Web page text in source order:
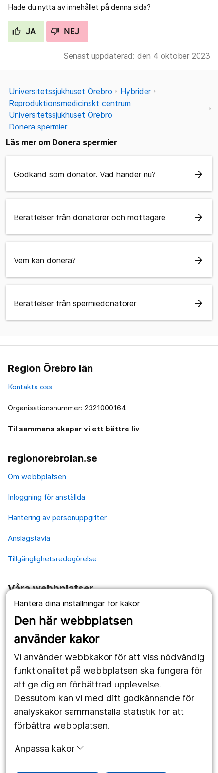
Hantera dina inställningar för kakor
Den här webbplatsen
använder kakor
Vi använder webbkakor för att viss nödvändig
funktionalitet på webbplatsen ska fungera för
att ge dig en förbättrad upplevelse.
Dessutom kan vi med ditt godkännande för
analyskakor sammanställa statistik för att
förbättra webbplatsen.
Anpassa kakor
Hade du nytta av innehållet på denna sida?
JA NEJ
Senast uppdaterad: den 4 oktober 2023
Universitetssjukhuset Örebro
Hybrider
Reproduktionsmedicinskt centrum
Universitetssjukhuset Örebro
Donera spermier
Läs mer om Donera spermier
Godkänd som donator. Vad händer nu? arrow_forward
Berättelser från donatorer och mottagare arrow_forward
Vem kan donera? arrow_forward
Berättelser från spermiedonatorer arrow_forward
Region Örebro län
Kontakta oss
Organisationsnummer: 2321000164
Tillsammans skapar vi ett bättre liv
regionorebrolan.se
Om webbplatsen
Inloggning för anställda
Hantering av personuppgifter
Anslagstavla
Tillgänglighetsredogörelse
Våra webbplatser
1177.se
Länstrafiken
Utveckling
Följ oss
Facebook